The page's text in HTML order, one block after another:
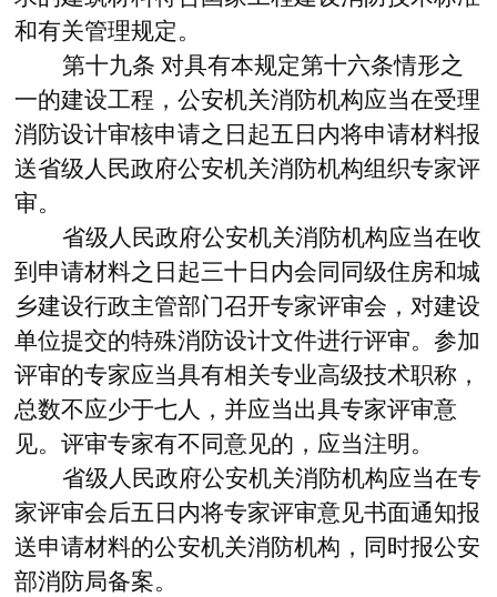
和有关管理规定。
第十九条 对具有本规定第十六条情形之
一的建设工程，公安机关消防机构应当在受理
消防设计审核申请之日起五日内将申请材料报
送省级人民政府公安机关消防机构组织专家评
审。
省级人民政府公安机关消防机构应当在收
到申请材料之日起三十日内会同同级住房和城
乡建设行政主管部门召开专家评审会，对建设
单位提交的特殊消防设计文件进行评审。参加
评审的专家应当具有相关专业高级技术职称，
总数不应少于七人，并应当出具专家评审意
见。评审专家有不同意见的，应当注明。
省级人民政府公安机关消防机构应当在专
家评审会后五日内将专家评审意见书面通知报
送申请材料的公安机关消防机构，同时报公安
部消防局备案。